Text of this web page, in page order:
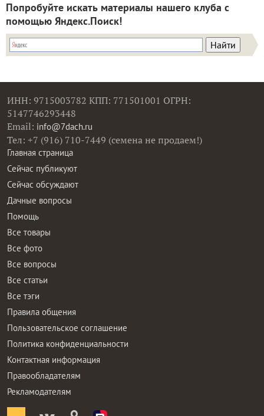
Попробуйте искать материалы нашего клуба с
помощью Яндекс.Поиск!
ИНН: 9715003782 КПП: 771501001 ОГРН:
5147746293448
Email: info@7dach.ru
Тел: +7 (916) 710-7449 (семена не продаем!)
Главная страница
Сейчас публикуют
Сейчас обсуждают
Дачные вопросы
Помощь
Все товары
Все фото
Все вопросы
Все статьи
Все тэги
Правила общения
Пользовательское соглашение
Политика конфиденциальности
Контактная информация
Правообладателям
Рекламодателям